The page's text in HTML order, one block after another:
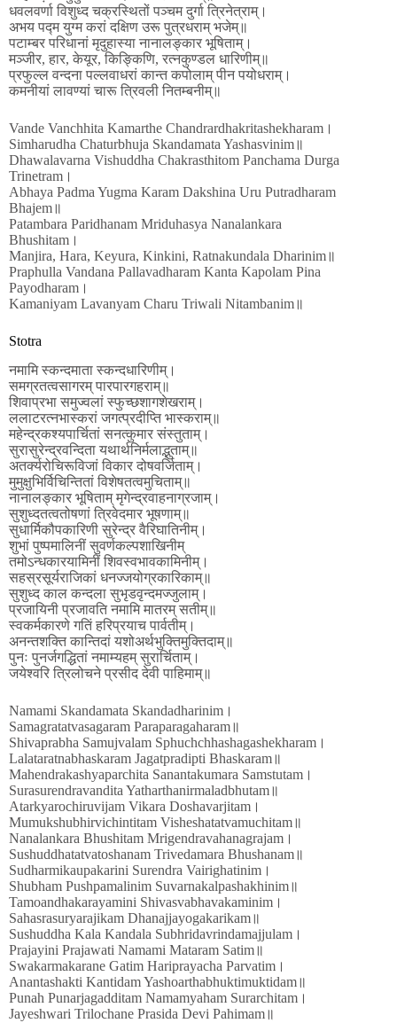
धवलवर्णा विशुध्द चक्रस्थितों पञ्चम दुर्गा त्रिनेत्राम्।
अभय पद्म युग्म करां दक्षिण उरू पुत्रधराम् भजेम्॥
पटाम्बर परिधानां मृदुहास्या नानालङ्कार भूषिताम्।
मञ्जीर, हार, केयूर, किङ्किणि, रत्नकुण्डल धारिणीम्॥
प्रफुल्ल वन्दना पल्लवाधरां कान्त कपोलाम् पीन पयोधराम्।
कमनीयां लावण्यां चारू त्रिवली नितम्बनीम्॥
Vande Vanchhita Kamarthe Chandrardhakritashekharam।
Simharudha Chaturbhuja Skandamata Yashasvinim॥
Dhawalavarna Vishuddha Chakrasthitom Panchama Durga
Trinetram।
Abhaya Padma Yugma Karam Dakshina Uru Putradharam
Bhajem॥
Patambara Paridhanam Mriduhasya Nanalankara
Bhushitam।
Manjira, Hara, Keyura, Kinkini, Ratnakundala Dharinim॥
Praphulla Vandana Pallavadharam Kanta Kapolam Pina
Payodharam।
Kamaniyam Lavanyam Charu Triwali Nitambanim॥
Stotra
नमामि स्कन्दमाता स्कन्दधारिणीम्।
समग्रतत्वसागरम् पारपारगहराम्॥
शिवाप्रभा समुज्वलां स्फुच्छशागशेखराम्।
ललाटरत्नभास्करां जगत्प्रदीप्ति भास्कराम्॥
महेन्द्रकश्यपार्चितां सनत्कुमार संस्तुताम्।
सुरासुरेन्द्रवन्दिता यथार्थनिर्मलाद्भुताम्॥
अतर्क्यरोचिरूविजां विकार दोषवर्जिताम्।
मुमुक्षुभिर्विचिन्तितां विशेषतत्वमुचिताम्॥
नानालङ्कार भूषिताम् मृगेन्द्रवाहनाग्रजाम्।
सुशुध्दतत्वतोषणां त्रिवेदमार भूषणाम्॥
सुधार्मिकौपकारिणी सुरेन्द्र वैरिघातिनीम्।
शुभां पुष्पमालिनीं सुवर्णकल्पशाखिनीम्
तमोऽन्धकारयामिनीं शिवस्वभावकामिनीम्।
सहस्रसूर्यराजिकां धनज्जयोग्रकारिकाम्॥
सुशुध्द काल कन्दला सुभृडवृन्दमज्जुलाम्।
प्रजायिनी प्रजावति नमामि मातरम् सतीम्॥
स्वकर्मकारणे गतिं हरिप्रयाच पार्वतीम्।
अनन्तशक्ति कान्तिदां यशोअर्थभुक्तिमुक्तिदाम्॥
पुनः पुनर्जगद्धितां नमाम्यहम् सुरार्चिताम्।
जयेश्वरि त्रिलोचने प्रसीद देवी पाहिमाम्॥
Namami Skandamata Skandadharinim।
Samagratatvasagaram Paraparagaharam॥
Shivaprabha Samujvalam Sphuchchhashagashekharam।
Lalataratnabhaskaram Jagatpradipti Bhaskaram॥
Mahendrakashyaparchita Sanantakumara Samstutam।
Surasurendravandita Yatharthanirmaladbhutam॥
Atarkyarochiruvijam Vikara Doshavarjitam।
Mumukshubhirvichintitam Visheshatatvamuchitam॥
Nanalankara Bhushitam Mrigendravahanagrajam।
Sushuddhatatvatoshanam Trivedamara Bhushanam॥
Sudharmikaupakarini Surendra Vairighatinim।
Shubham Pushpamalinim Suvarnakalpashakhinim॥
Tamoandhakarayamini Shivasvabhavakaminim।
Sahasrasuryarajikam Dhanajjayogakarikam॥
Sushuddha Kala Kandala Subhridavrindamajjulam।
Prajayini Prajawati Namami Mataram Satim॥
Swakarmakarane Gatim Hariprayacha Parvatim।
Anantashakti Kantidam Yashoarthabhuktimuktidam॥
Punah Punarjagadditam Namamyaham Surarchitam।
Jayeshwari Trilochane Prasida Devi Pahimam॥